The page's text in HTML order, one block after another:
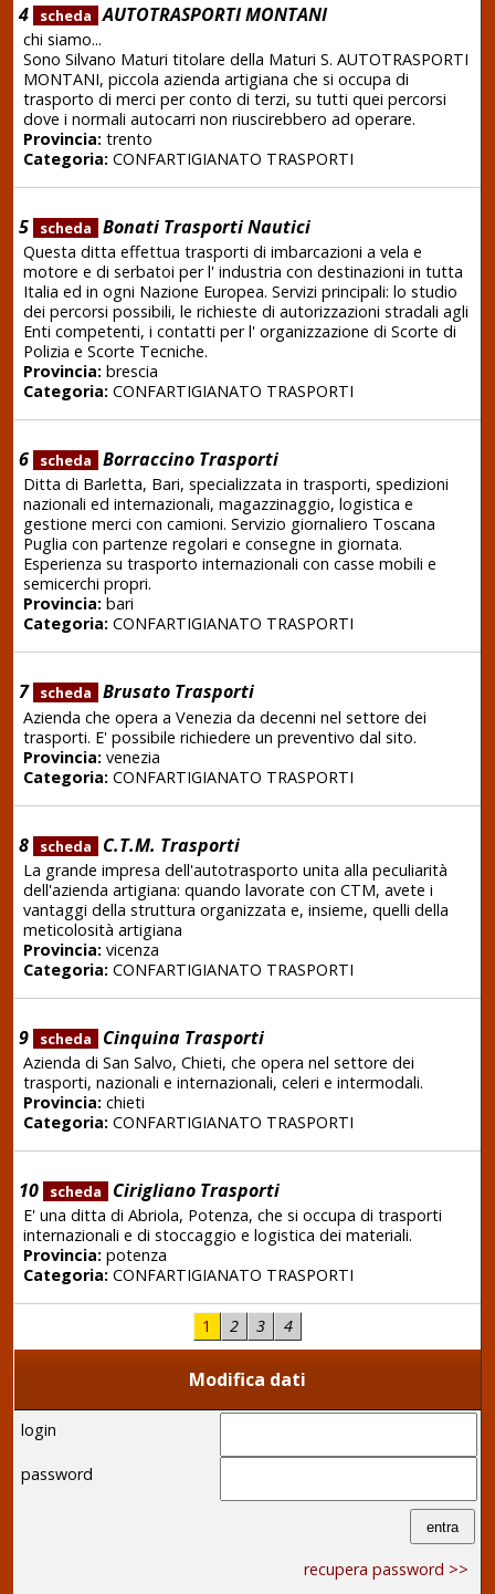
4 scheda AUTOTRASPORTI MONTANI
chi siamo...
Sono Silvano Maturi titolare della Maturi S. AUTOTRASPORTI
MONTANI, piccola azienda artigiana che si occupa di
trasporto di merci per conto di terzi, su tutti quei percorsi
dove i normali autocarri non riuscirebbero ad operare.
Provincia:trento
Categoria:CONFARTIGIANATO TRASPORTI
5 scheda Bonati Trasporti Nautici
Questa ditta effettua trasporti di imbarcazioni a vela e
motore e di serbatoi per l' industria con destinazioni in tutta
Italia ed in ogni Nazione Europea. Servizi principali: lo studio
dei percorsi possibili, le richieste di autorizzazioni stradali agli
Enti competenti, i contatti per l' organizzazione di Scorte di
Polizia e Scorte Tecniche.
Provincia:brescia
Categoria:CONFARTIGIANATO TRASPORTI
6 scheda Borraccino Trasporti
Ditta di Barletta, Bari, specializzata in trasporti, spedizioni
nazionali ed internazionali, magazzinaggio, logistica e
gestione merci con camioni. Servizio giornaliero Toscana
Puglia con partenze regolari e consegne in giornata.
Esperienza su trasporto internazionali con casse mobili e
semicerchi propri.
Provincia:bari
Categoria:CONFARTIGIANATO TRASPORTI
7 scheda Brusato Trasporti
Azienda che opera a Venezia da decenni nel settore dei
trasporti. E' possibile richiedere un preventivo dal sito.
Provincia:venezia
Categoria:CONFARTIGIANATO TRASPORTI
8 scheda C.T.M. Trasporti
La grande impresa dell'autotrasporto unita alla peculiarità
dell'azienda artigiana: quando lavorate con CTM, avete i
vantaggi della struttura organizzata e, insieme, quelli della
meticolosità artigiana
Provincia:vicenza
Categoria:CONFARTIGIANATO TRASPORTI
9 scheda Cinquina Trasporti
Azienda di San Salvo, Chieti, che opera nel settore dei
trasporti, nazionali e internazionali, celeri e intermodali.
Provincia:chieti
Categoria:CONFARTIGIANATO TRASPORTI
10 scheda Cirigliano Trasporti
E' una ditta di Abriola, Potenza, che si occupa di trasporti
internazionali e di stoccaggio e logistica dei materiali.
Provincia:potenza
Categoria:CONFARTIGIANATO TRASPORTI
1 2 3 4
Modifica dati
login
password
recupera password >>